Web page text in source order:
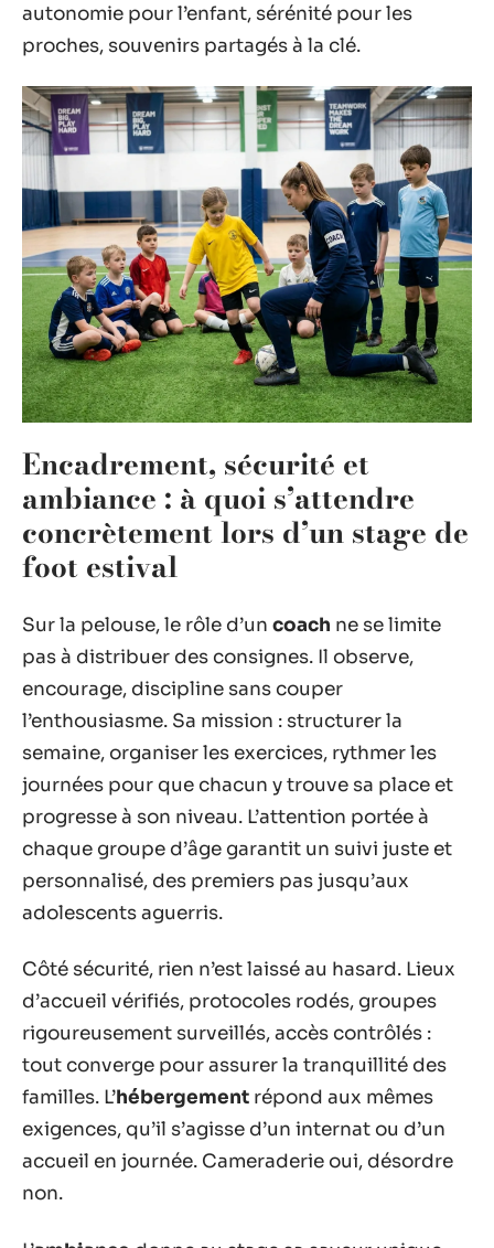
autonomie pour l’enfant, sérénité pour les
proches, souvenirs partagés à la clé.
Encadrement, sécurité et
ambiance : à quoi s’attendre
concrètement lors d’un stage de
foot estival
Sur la pelouse, le rôle d’un coach ne se limite
pas à distribuer des consignes. Il observe,
encourage, discipline sans couper
l’enthousiasme. Sa mission : structurer la
semaine, organiser les exercices, rythmer les
journées pour que chacun y trouve sa place et
progresse à son niveau. L’attention portée à
chaque groupe d’âge garantit un suivi juste et
personnalisé, des premiers pas jusqu’aux
adolescents aguerris.
Côté sécurité, rien n’est laissé au hasard. Lieux
d’accueil vérifiés, protocoles rodés, groupes
rigoureusement surveillés, accès contrôlés :
tout converge pour assurer la tranquillité des
familles. L’hébergement répond aux mêmes
exigences, qu’il s’agisse d’un internat ou d’un
accueil en journée. Cameraderie oui, désordre
non.